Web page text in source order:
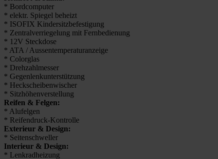
* Bordcomputer
* elektr. Spiegel beheizt
* ISOFIX Kindersitzbefestigung
* Zentralverriegelung mit Fernbedienung
* 12V Steckdose
* ATA / Aussentemperaturanzeige
* Colorglas
* Drehzahlmesser
* Gegenlenkunterstützung
* Heckscheibenwischer
* Sitzhöhenverstellung
Reifen & Felgen:
* Alufelgen
* Reifendruck-Kontrolle
Exterieur & Design:
* Seitenschweller
Interieur & Design:
* Lenkradheizung